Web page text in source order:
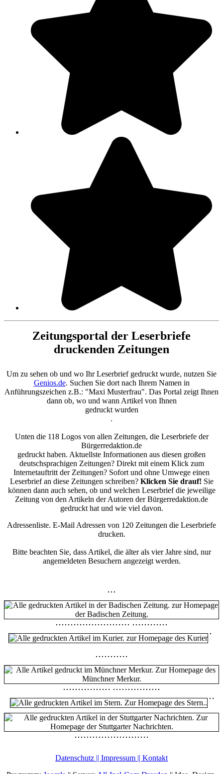
Zeitungsportal der Leserbriefe
druckenden Zeitungen
Um zu sehen ob und wo Ihr Leserbrief gedruckt wurde, nutzen Sie
Genios.de. Suchen Sie dort nach Ihrem Namen in
Anführungszeichen z.B.: "Maxi Musterfrau". Das Portal zeigt Ihnen
dann ob, wo und wann Artikel von Ihnen
gedruckt wurden
.
Unten die 118 Logos von allen Zeitungen, die Leserbriefe der
Bürgerredaktion.de
gedruckt haben. Aktuellste Informationen aus diesen großen
deutschsprachigen Zeitungen? Direkt mit einem Klick zum
Internetauftritt der Zeitungen? Sofort und ohne Umwege einen
Leserbrief an diese Zeitungen schreiben? Klicken Sie drauf! Sie
können dann auch sehen, ob und welchen Leserbrief die jeweilige
Zeitung von den Artikeln der Autoren der Bürgerredaktion.de
gedruckt hat und wie viel davon.
Adressenliste. E-Mail Adressen von 120 Zeitungen die Leserbriefe
drucken.
Bitte beachten Sie, dass Artikel, die älter als vier Jahre sind, nur
angemeldeten Besuchern angezeigt werden.
Datenschutz || Impressum || Kontakt